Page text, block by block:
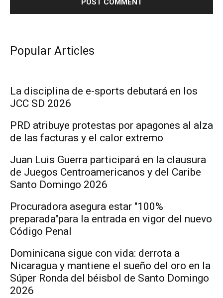
Popular Articles
La disciplina de e-sports debutará en los
JCC SD 2026
PRD atribuye protestas por apagones al alza
de las facturas y el calor extremo
Juan Luis Guerra participará en la clausura
de Juegos Centroamericanos y del Caribe
Santo Domingo 2026
Procuradora asegura estar "100%
preparada"para la entrada en vigor del nuevo
Código Penal
Dominicana sigue con vida: derrota a
Nicaragua y mantiene el sueño del oro en la
Súper Ronda del béisbol de Santo Domingo
2026